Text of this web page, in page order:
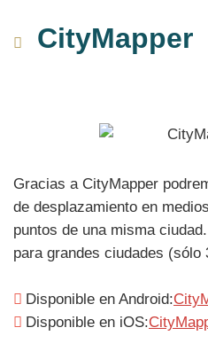
CityMapper
Gracias a CityMapper
de desplazamiento en
puntos de una misma
para grandes ciudades (sólo
Disponible en Android:
Disponible en iOS: